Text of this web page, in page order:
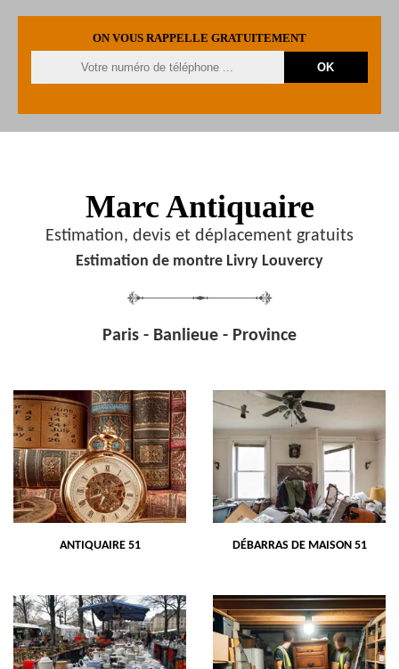
ON VOUS RAPPELLE GRATUITEMENT
Marc Antiquaire
Estimation, devis et déplacement gratuits
Estimation de montre Livry Louvercy
Paris - Banlieue - Province
ANTIQUAIRE 51 DÉBARRAS DE MAISON 51